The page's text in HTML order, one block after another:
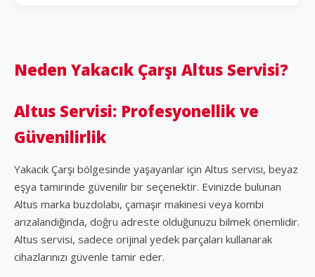
Neden Yakacık Çarşı Altus Servisi?
Altus Servisi: Profesyonellik ve
Güvenilirlik
Yakacık Çarşı bölgesinde yaşayanlar için Altus servisi, beyaz
eşya tamirinde güvenilir bir seçenektir. Evinizde bulunan
Altus marka buzdolabı, çamaşır makinesi veya kombi
arızalandığında, doğru adreste olduğunuzu bilmek önemlidir.
Altus servisi, sadece orijinal yedek parçaları kullanarak
cihazlarınızı güvenle tamir eder.